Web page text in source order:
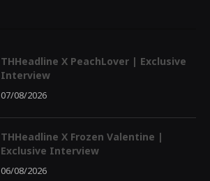
THHeadline X PeachLover | Exclusive
Interview
07/08/2026
THHeadline X Frozen Valentine |
Exclusive Interview
06/08/2026